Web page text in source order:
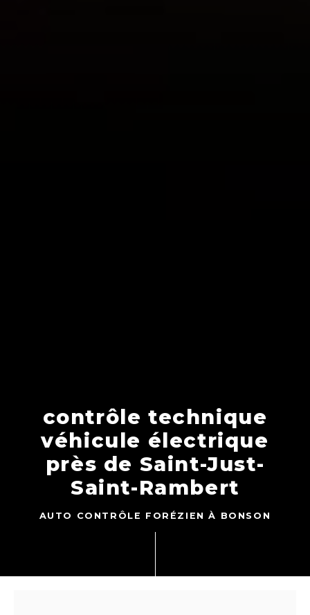
contrôle technique
véhicule électrique
près de Saint-Just-
Saint-Rambert
AUTO CONTRÔLE FORÉZIEN À BONSON